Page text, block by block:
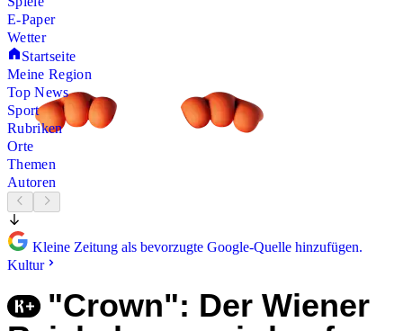
E-Paper
Wetter
Startseite
Meine Region
Top News
Sport
Rubriken
Orte
Themen
Autoren
Kleine Zeitung als bevorzugte Google-Quelle hinzufügen.
Kultur
"Crown": Der Wiener